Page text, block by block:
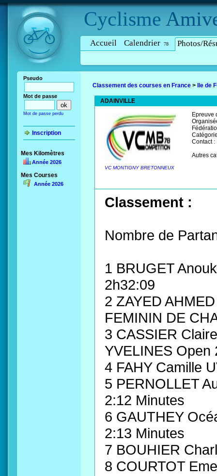
Cyclisme
Accueil Calendrier 78 Photos/
Pseudo
Mot de passe
Mot de passe perdu
Inscription
Mes Kilomètres
Année 2026
Mes Courses
Année 2026
Classement des courses en France > Ile de
ADAINVILLE
VC MONTIGNY BRETONNEUX
Epreuve
Contact :
Autres
Classement :
Nombre de
1 BRUGET
2h32:09
2 ZAYED
FEMININ DE
3 CASSIER
YVELINES Open
4 FAHY Camille
5 PERNOLLET
2:12 Minutes
6 GAUTHEY
2:13 Minutes
7 BOUHIER
8 COURTOT